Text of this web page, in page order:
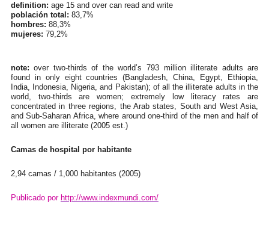
definition: age 15 and over can read and write
población total: 83,7%
hombres: 88,3%
mujeres: 79,2%
note: over two-thirds of the world’s 793 million illiterate adults are
found in only eight countries (Bangladesh, China, Egypt, Ethiopia,
India, Indonesia, Nigeria, and Pakistan); of all the illiterate adults in the
world, two-thirds are women; extremely low literacy rates are
concentrated in three regions, the Arab states, South and West Asia,
and Sub-Saharan Africa, where around one-third of the men and half of
all women are illiterate (2005 est.)
Camas de hospital por habitante
2,94 camas / 1,000 habitantes (2005)
Publicado por http://www.indexmundi.com/